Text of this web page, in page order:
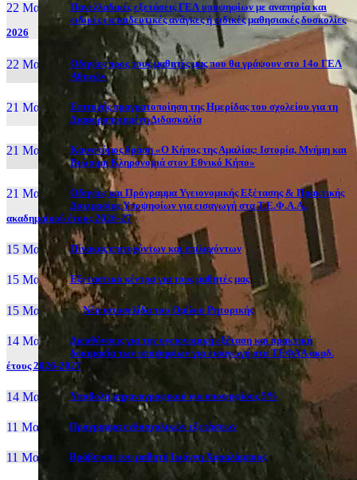
22 Μαι, 26
Πανελλαδικές εξετάσεις ΓΕΛ υποψηφίων με αναπηρία και
ειδικές εκπαιδευτικές ανάγκες ή ειδικές μαθησιακές δυσκολίες
2026
22 Μαι, 26
Οδηγίες προς τους μαθητές μας που θα γράψουν στο 14ο ΓΕΛ
Αθηνών
21 Μαι, 26
Επιτυχής πραγματοποίηση της Ημερίδας του σχολείου για τη
Διαφοροποιημένη Διδασκαλία
21 Μαι, 26
Καινοτόμος δράση «Ο Κήπος της Αμαλίας: Ιστορία, Μνήμη και
Βιώσιμη Κληρονομιά στον Εθνικό Κήπο»
21 Μαι, 26
Οδηγίες και Πρόγραμμα Υγειονομικής Εξέτασης & Πρακτικής
Δοκιμασίας Υποψηφίων για εισαγωγή στα Τ.Ε.Φ.Α.Α.,
ακαδημαϊκού έτους 2026-27
15 Μαι, 26 Πίνακας επιτυχόντων και επιλαχόντων
15 Μαι, 26 Εξεταστικά κέντρα για τους μαθητές μας
15 Μαι, 2026 Νέα ιστοσελίδα του Ομίλου Ρητορικής
14 Μαι, 26
Διευθύνσεις για την υγειονομική εξέταση και πρακτική
δοκιμασία των υποψηφίων για εισαγωγή στα ΤΕΦΑΑ ακαδ.
έτους 2026-2027
14 Μαι, 26 Yποβολή μηχανογραφικού για υποψηφίους 5%
11 Μαι, 26 Πρόγραμμα ενδοσχολικών εξετάσεων
11 Μαι, 26 Βράβευση του μαθητή Ιωάννη Χαραλάμπους